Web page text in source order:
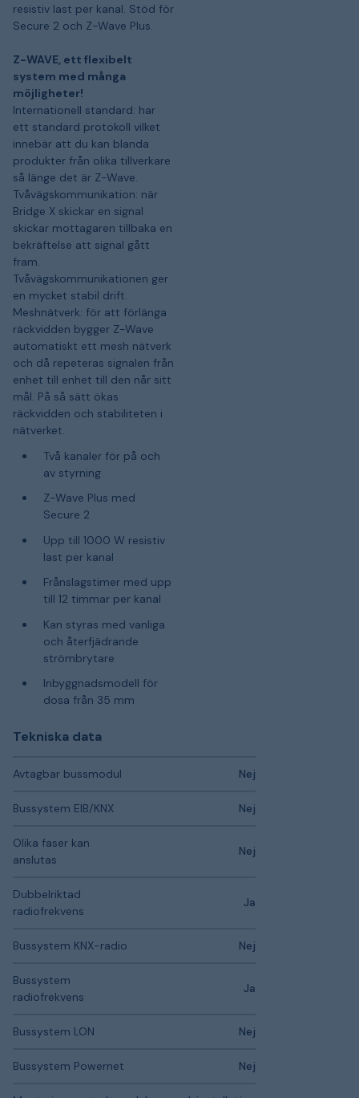
resistiv last per kanal. Stöd för
Secure 2 och Z-Wave Plus.
Z-WAVE, ett flexibelt
system med många
möjligheter!
Internationell standard: har
ett standard protokoll vilket
innebär att du kan blanda
produkter från olika tillverkare
så länge det är Z-Wave.
Tvåvägskommunikation: när
Bridge X skickar en signal
skickar mottagaren tillbaka en
bekräftelse att signal gått
fram.
Tvåvägskommunikationen ger
en mycket stabil drift.
Meshnätverk: för att förlänga
räckvidden bygger Z-Wave
automatiskt ett mesh nätverk
och då repeteras signalen från
enhet till enhet till den når sitt
mål. På så sätt ökas
räckvidden och stabiliteten i
nätverket.
Två kanaler för på och
av styrning
Z-Wave Plus med
Secure 2
Upp till 1000 W resistiv
last per kanal
Frånslagstimer med upp
till 12 timmar per kanal
Kan styras med vanliga
och återfjädrande
strömbrytare
Inbyggnadsmodell för
dosa från 35 mm
Tekniska data
Avtagbar bussmodul Nej
Bussystem EIB/KNX Nej
Olika faser kan
anslutas
Nej
Dubbelriktad
radiofrekvens
Ja
Bussystem KNX-radio Nej
Bussystem
radiofrekvens
Ja
Bussystem LON Nej
Bussystem Powernet Nej